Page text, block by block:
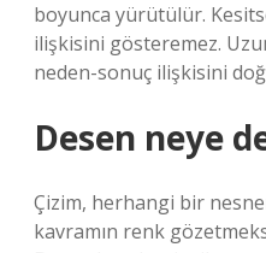
boyunca yürütülür.
ilişkisini gösteremez.
neden-sonuç ilişkisini
Desen neye
Çizim, herhangi bir
kavramın renk